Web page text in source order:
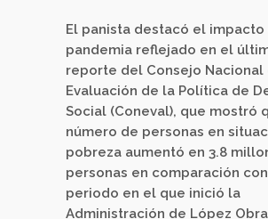
El panista destacó el impacto
pandemia reflejado en el
reporte del Consejo Nacional
Evaluación de la Política de
Social (Coneval), que mostró
número de personas en
pobreza aumentó en 3.8
personas en comparación con
periodo en el que inició la
Administración de López